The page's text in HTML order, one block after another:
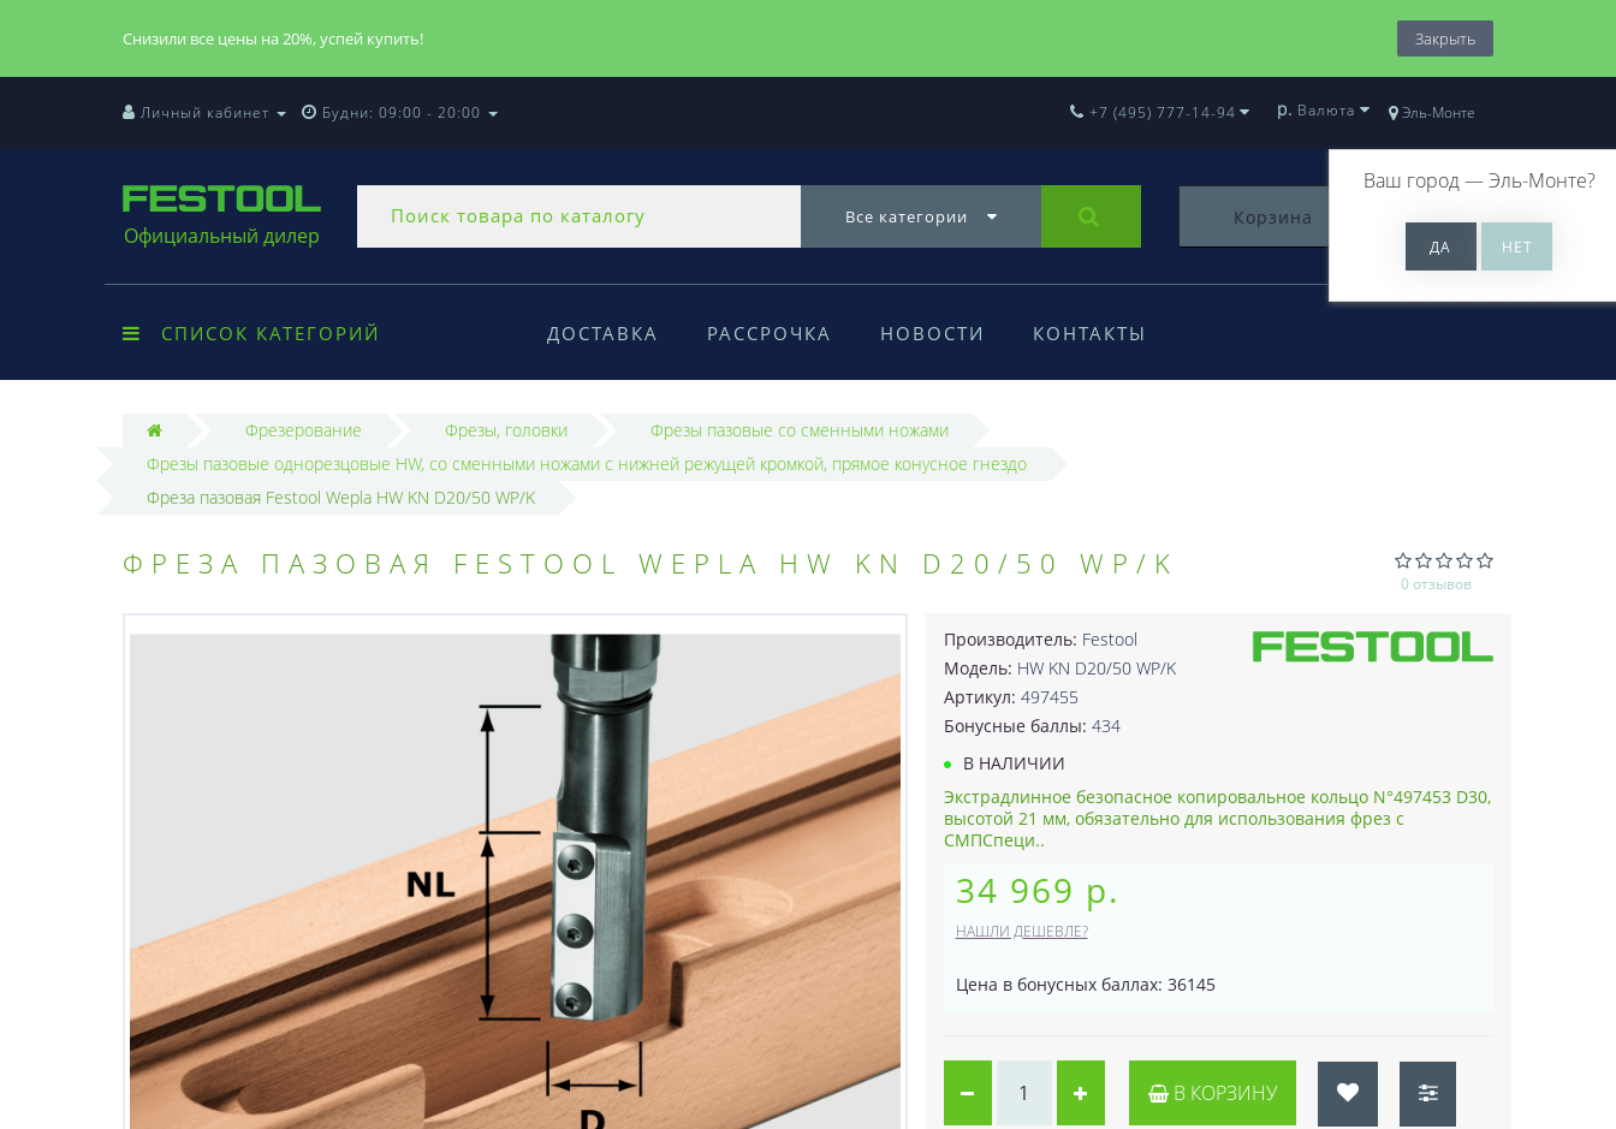
Снизили все цены на 20%, успей купить! Закрыть
Личный кабинет Будни: 09:00 - 20:00 Эль-Монте
Ваш город —Эль-Монте?
+7 (495) 777-14-94 р. Валюта
Официальный дилер
Все категории Корзина 0
СПИСОК КАТЕГОРИЙ ДОСТАВКА РАССРОЧКА НОВОСТИ КОНТАКТЫ
Фрезерование Фрезы, головки
Фрезы пазовые со сменными ножами
Фрезы пазовые однорезцовые HW, со сменными ножами с нижней режущей кромкой, прямое конусное гнездо
Фреза пазовая Festool Wepla HW KN D20/50 WP/K
ФРЕЗА ПАЗОВАЯ FESTOOL WEPLA HW KN D20/50 WP/K
0 отзывов
Производитель: Festool
Модель: HW KN D20/50 WP/K
Артикул: 497455
Бонусные баллы: 434
В НАЛИЧИИ
Экстрадлинное безопасное копировальное кольцо N°497453 D30,
высотой 21 мм, обязательно для использования фрез с
СМПСпеци..
34 969 р.
НАШЛИ ДЕШЕВЛЕ?
Цена в бонусных баллах: 36145
В КОРЗИНУ